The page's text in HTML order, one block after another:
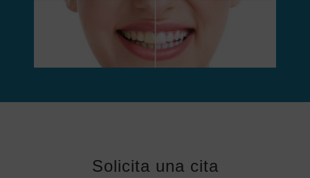
Solicita una cita